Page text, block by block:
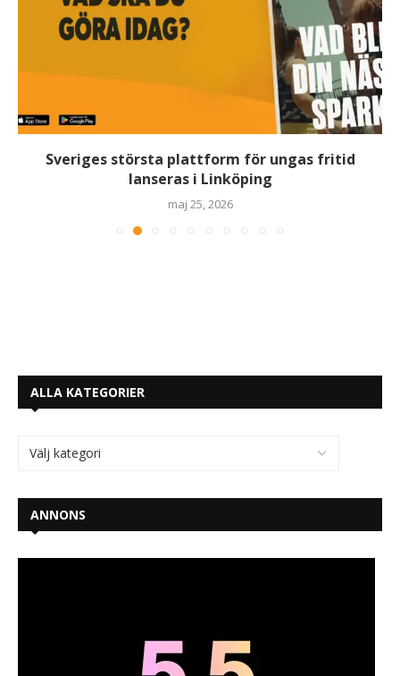
Sveriges största plattform för ungas fritid
lanseras i Linköping
maj 25, 2026
ALLA KATEGORIER
ANNONS